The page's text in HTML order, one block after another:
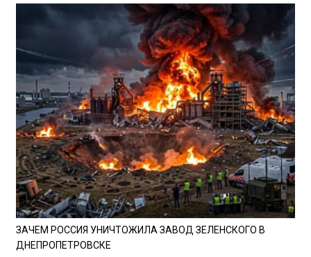
ЗАЧЕМ РОССИЯ УНИЧТОЖИЛА ЗАВОД ЗЕЛЕНСКОГО В
ДНЕПРОПЕТРОВСКЕ